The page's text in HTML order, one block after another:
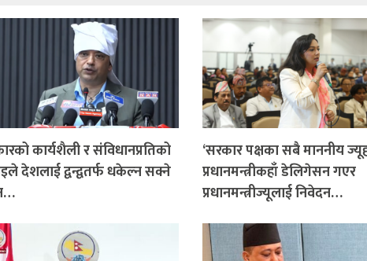
कार्यशैली र संविधानप्रतिको
देशलाई द्वन्द्वतर्फ धकेल्न सक्ने
‘सरकार पक्षका सबै माननीय
प्रधानमन्त्रीकहाँ डेलिगेसन गएर
प्रधानमन्त्रीज्यूलाई निवेदन…